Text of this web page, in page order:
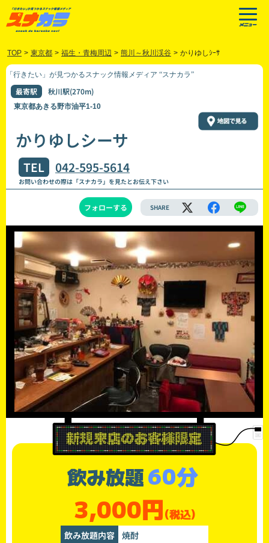
TOP > 東京都 > 福生・青梅周辺 > 熊川～秋川渓谷 > かりゆしｼｰｻ
「行きたい」が見つかるスナック情報メディア “スナカラ”
最寄駅 秋川駅(270m)
東京都あきる野市油平1-10
かりゆしシーサ
TEL 042-595-5614
お問い合わせの際は「スナカラ」を見たとお伝え下さい
フォローする SHARE
飲み放題60分
3,000円(税込)
飲み放題内容 焼酎